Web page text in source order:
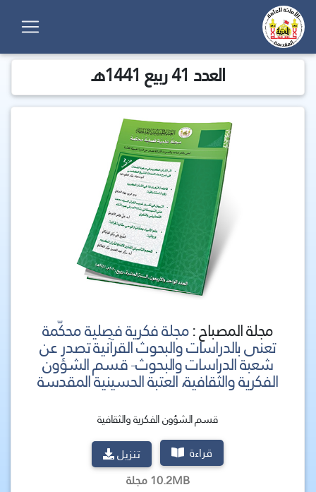
العدد 41 ربيع 1441هـ
مجلة المصباح :مجلة فكرية فصلية محكّمة
تعنى بالدراسات والبحوث القرآنية تصدر عن
شعبة الدراسات والبحوث- قسم الشؤون
الفكرية والثقافية، العتبة الحسينية المقدسة
قسم الشؤون الفكرية والثقافية
قراءة
تنزيل
10.2MB مجلة